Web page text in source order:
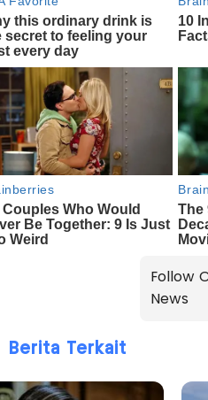
Follow
News
Berita Terkait